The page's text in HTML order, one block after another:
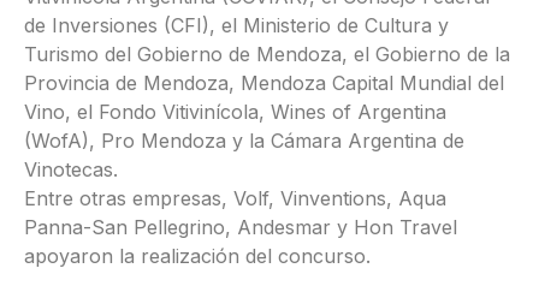
de Inversiones (CFI), el Ministerio de Cultura y
Turismo del Gobierno de Mendoza, el Gobierno de la
Provincia de Mendoza, Mendoza Capital Mundial del
Vino, el Fondo Vitivinícola, Wines of Argentina
(WofA), Pro Mendoza y la Cámara Argentina de
Vinotecas.
Entre otras empresas, Volf, Vinventions, Aqua
Panna-San Pellegrino, Andesmar y Hon Travel
apoyaron la realización del concurso.